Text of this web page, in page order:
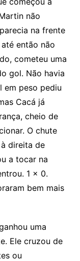
não
na frente
então não
cometeu uma
gol. Não havia
em peso pediu
Cacá já
cheio de
O chute
direita de
a tocar na
1 x 0.
bem mais
uma
Ele cruzou de
ou